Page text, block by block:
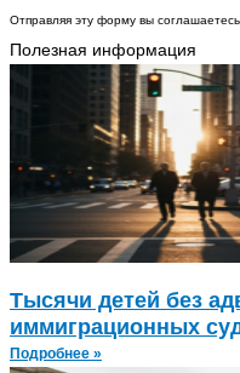
Отправляя эту форму вы
Полезная информация
Тысячи детей без
иммиграционных
Подробнее »